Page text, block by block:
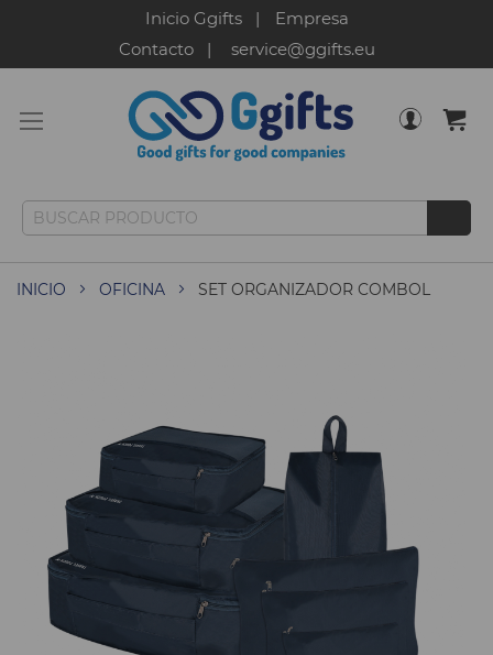
Inicio Ggifts
Empresa
Contacto
service@ggifts.eu
INICIO OFICINA SET ORGANIZADOR COMBOL